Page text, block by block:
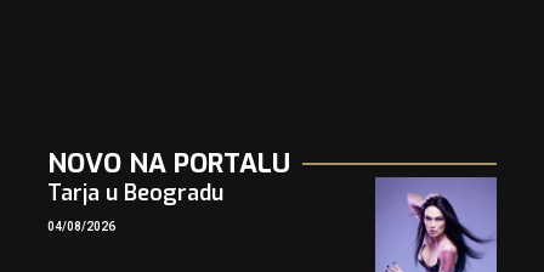
NOVO NA PORTALU
Tarja u Beogradu
04/08/2026